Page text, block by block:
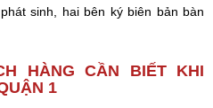
sinh, hai bên ký biên bản bàn
HÀNG CẦN BIẾT KHI
1